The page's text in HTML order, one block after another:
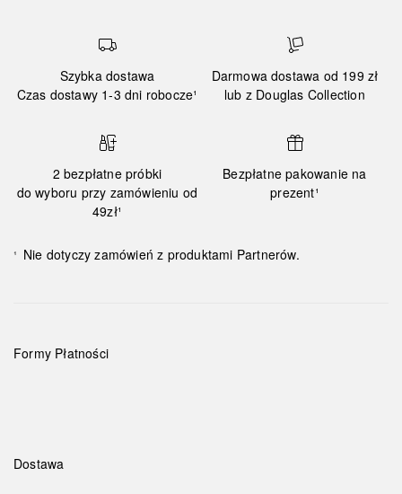
Szybka dostawa
Czas dostawy 1-3 dni robocze¹
Darmowa dostawa od 199 zł
lub z Douglas Collection
2 bezpłatne próbki
do wyboru przy zamówieniu od
49zł¹
Bezpłatne pakowanie na
prezent¹
¹ Nie dotyczy zamówień z produktami Partnerów.
Formy Płatności
Dostawa